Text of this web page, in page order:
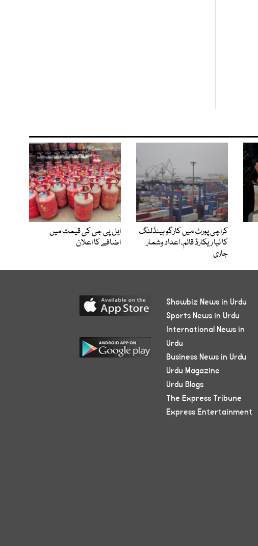
کراچی پورٹ میں کارگو ہینڈلنگ
کا نیا ریکارڈ قائم، اعداد وشمار
جاری
ایل پی جی کی قیمت میں
اضافے کا اعلان
Showbiz News in Urdu
Sports News in Urdu
International News in
Urdu
Business News in Urdu
Urdu Magazine
Urdu Blogs
The Express Tribune
Express Entertainment